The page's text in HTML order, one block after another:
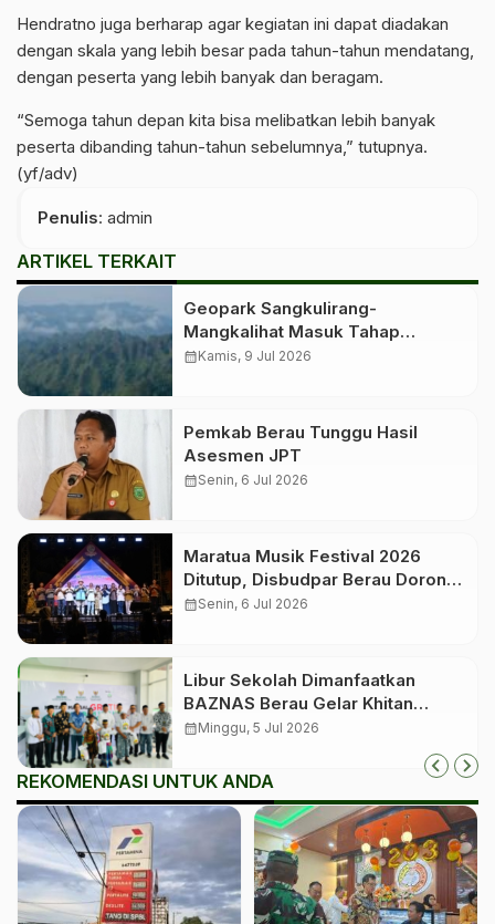
Hendratno juga berharap agar kegiatan ini dapat diadakan
dengan skala yang lebih besar pada tahun-tahun mendatang,
dengan peserta yang lebih banyak dan beragam.
“Semoga tahun depan kita bisa melibatkan lebih banyak
peserta dibanding tahun-tahun sebelumnya,” tutupnya.
(yf/adv)
Penulis: admin
ARTIKEL TERKAIT
Geopark Sangkulirang-
Mangkalihat Masuk Tahap
Verifikasi Lapangan untuk
calendar_monthKamis, 9 Jul 2026
Pemkab Berau Tunggu Hasil
Asesmen JPT
calendar_monthSenin, 6 Jul 2026
Maratua Musik Festival 2026
Ditutup, Disbudpar Berau Dorong
Event Jadi Pengungkit Pariwisata
calendar_monthSenin, 6 Jul 2026
Libur Sekolah Dimanfaatkan
BAZNAS Berau Gelar Khitan
Massal bagi 350 Anak
calendar_monthMinggu, 5 Jul 2026
REKOMENDASI UNTUK ANDA